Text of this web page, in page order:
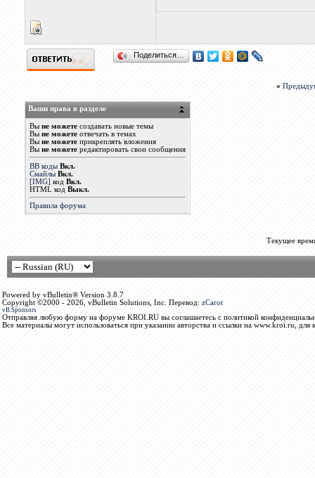
Поделиться…
«
Ваши права в разделе
Вы не можетесоздавать новые темы
Вы не можетеотвечать в темах
Вы не можетеприкреплять вложения
Вы не можетередактировать свои сообщения
BB коды Вкл.
Смайлы Вкл.
[IMG] код Вкл.
HTML код Выкл.
Правила форума
Текущее
Powered by vBulletin® Version 3.8.7
Copyright ©2000 - 2026, vBulletin Solutions, Inc. Перевод: zCarot
vB.Sponsors
Отправляя любую форму на форуме KROI.RU вы соглашаетесь с политикой
Все материалы могут использоваться при указании авторства и ссылки на www.kroi.ru, для